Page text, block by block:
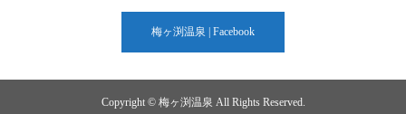
梅ヶ渕温泉 | Facebook
Copyright © 梅ヶ渕温泉 All Rights Reserved.